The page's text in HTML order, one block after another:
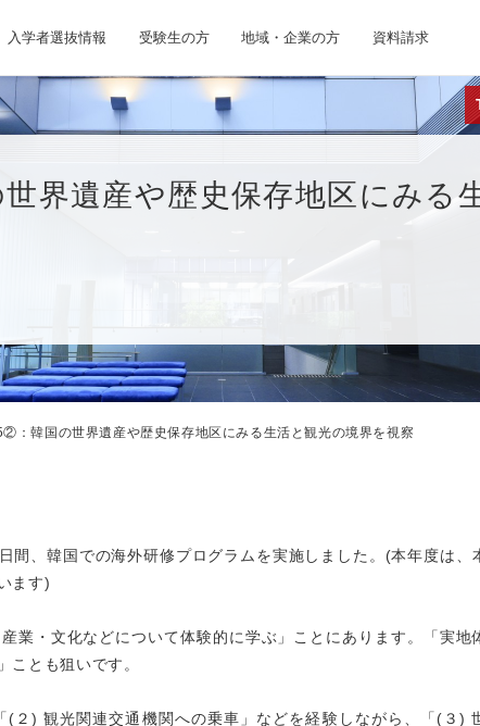
入学者選抜情報 受験生の方 地域・企業の方 資料請求
界遺産や歴史保存地区にみる
：韓国の世界遺産や歴史保存地区にみる生活と観光の境界を視察
、韓国での海外研修プログラムを実施しました。(本年度は、
ます)
業・文化などについて体験的に学ぶ」ことにあります。「実地
とも狙いです。
２) 観光関連交通機関への乗車」などを経験しながら、「(３)